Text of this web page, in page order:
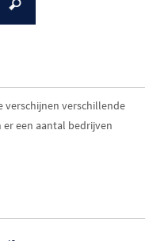
verschijnen verschillende
een aantal bedrijven